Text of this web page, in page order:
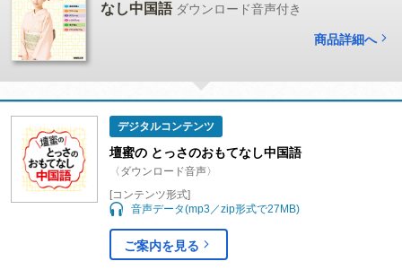
なし中国語ダウンロード音声付き
商品詳細へ
デジタルコンテンツ
壇蜜の とっさのおもてなし中国語
〈ダウンロード音声〉
[コンテンツ形式]
音声データ(mp3／zip形式で27MB)
ご案内を見る